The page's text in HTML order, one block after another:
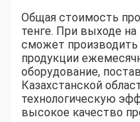
Общая стоимость
тенге. При выходе
сможет производить
продукции
оборудование,
Казахстанской
технологическую
высокое качество